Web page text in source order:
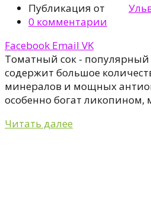
Публикация от
0 комментарии
Facebook Email VK
Томатный сок -
содержит большое
минералов и мощных
особенно богат
Читать далее